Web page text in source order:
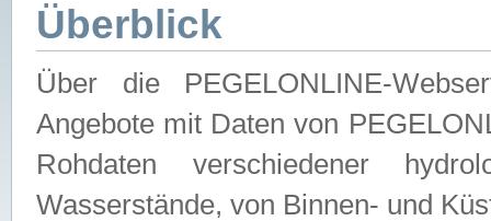
Überblick
Über die PEGELONLINE-
Angebote mit Daten von
Rohdaten verschiedener
Wasserstände, von Binnen- und